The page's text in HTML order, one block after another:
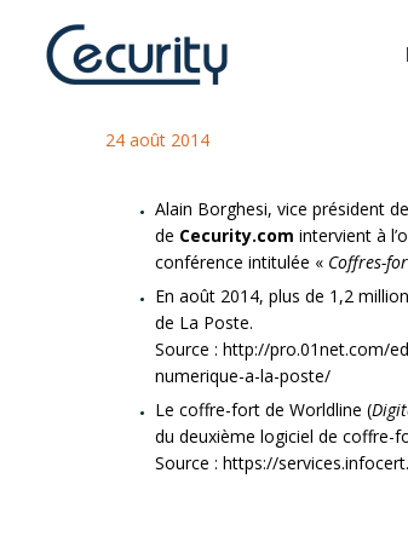
Actualités du
24 août 2014
Alain Borghesi, vice président
de Cecurity.com intervient à
conférence intitulée « Coffres-
En août 2014, plus de 1,2
de La Poste.
Source : http://pro.01net.com/
numerique-a-la-poste/
Le coffre-fort de Worldline (
du deuxième logiciel de coffre-
Source : https://